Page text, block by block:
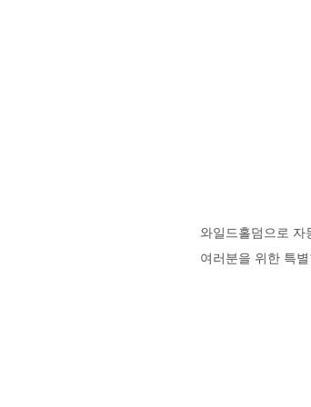
와일드홀덤으로
여러분을 위한 특